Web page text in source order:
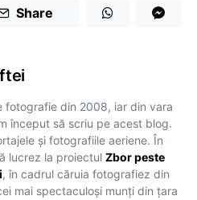
Share
fotografie din 2008, iar din vara
început să scriu pe acest blog.
și fotografiile aeriene. În
lucrez la proiectul Zbor peste
, în cadrul căruia fotografiez din
mai spectaculoși munți din țara